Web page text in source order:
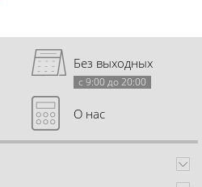
Без выходных
с 9:00 до 20:00
О нас